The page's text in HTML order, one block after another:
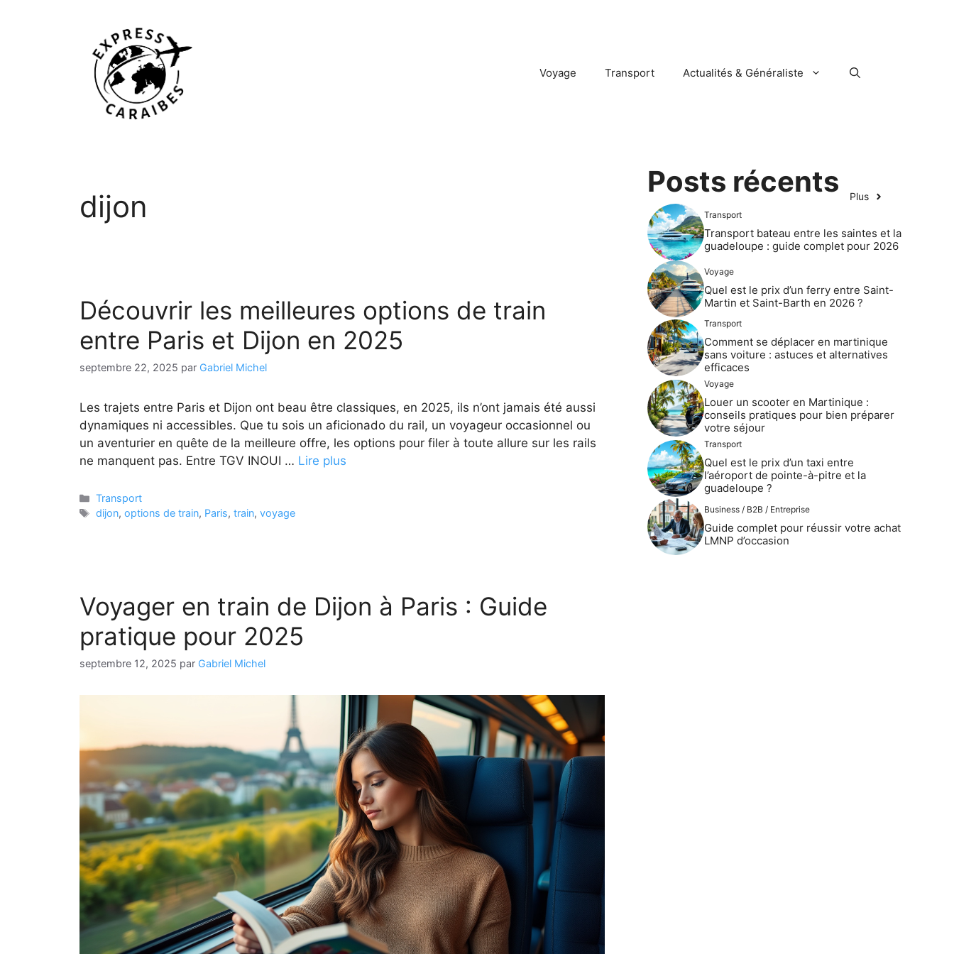
Voyage Transport Actualités & Généraliste
dijon
Découvrir les meilleures options de train
entre Paris et Dijon en 2025
septembre 22, 2025 par Gabriel Michel
Les trajets entre Paris et Dijon ont beau être classiques, en 2025, ils n’ont jamais été aussi
dynamiques ni accessibles. Que tu sois un aficionado du rail, un voyageur occasionnel ou
un aventurier en quête de la meilleure offre, les options pour filer à toute allure sur les rails
ne manquent pas. Entre TGV INOUI … Lire plus
Catégories
Transport
Étiquettes
dijon,options de train, Paris,train,voyage
Voyager en train de Dijon à Paris : Guide
pratique pour 2025
septembre 12, 2025 par Gabriel Michel
Posts récents Plus
Transport
Transport bateau entre les saintes et la
guadeloupe : guide complet pour 2026
Voyage
Quel est le prix d’un ferry entre Saint-
Martin et Saint-Barth en 2026 ?
Transport
Comment se déplacer en martinique
sans voiture : astuces et alternatives
efficaces
Voyage
Louer un scooter en Martinique :
conseils pratiques pour bien préparer
votre séjour
Transport
Quel est le prix d’un taxi entre
l’aéroport de pointe-à-pitre et la
guadeloupe ?
Business / B2B / Entreprise
Guide complet pour réussir votre achat
LMNP d’occasion